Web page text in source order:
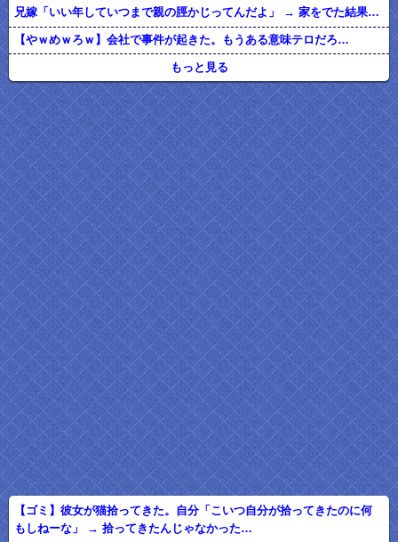
兄嫁「いい年していつまで親の脛かじってんだよ」 → 家をでた結果…
【やｗめｗろｗ】会社で事件が起きた。もうある意味テロだろ…
もっと見る
【ゴミ】彼女が猫拾ってきた。自分「こいつ自分が拾ってきたのに何
もしねーな」 → 拾ってきたんじゃなかった…